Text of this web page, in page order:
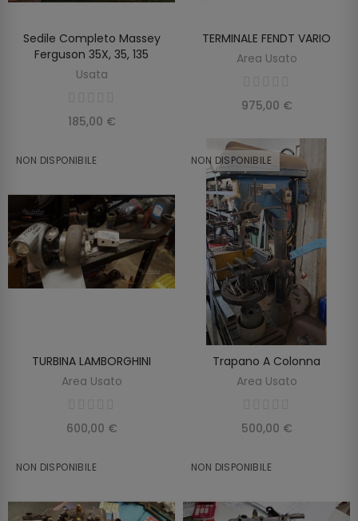
SCOPRIRE
Sedile Completo Massey
Ferguson 35X, 35, 135
Usata
185,00 €
SCOPRIRE
TERMINALE FENDT VARIO
Area Usato
975,00 €
NON DISPONIBILE
SCOPRIRE
TURBINA LAMBORGHINI
Area Usato
600,00 €
NON DISPONIBILE
SCOPRIRE
Trapano A Colonna
Area Usato
500,00 €
NON DISPONIBILE NON DISPONIBILE